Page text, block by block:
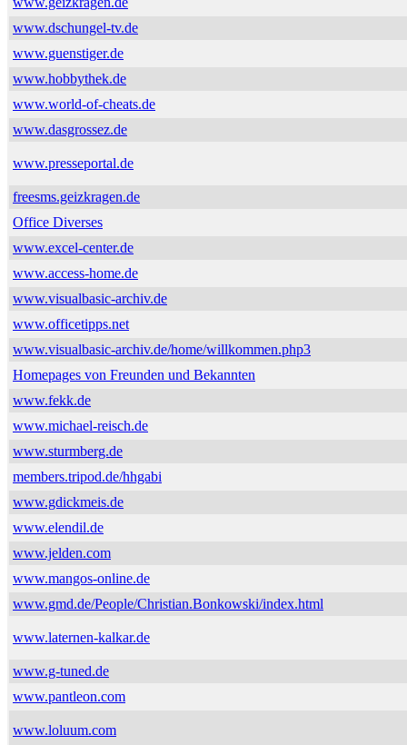
www.dschungel-tv.de
www.guenstiger.de
www.hobbythek.de
www.world-of-cheats.de
www.dasgrossez.de
www.presseportal.de
freesms.geizkragen.de
Office Diverses
www.excel-center.de
www.access-home.de
www.visualbasic-archiv.de
www.officetipps.net
www.visualbasic-archiv.de/home/willkommen.php3
Homepages von Freunden und Bekannten
www.fekk.de
www.michael-reisch.de
www.sturmberg.de
members.tripod.de/hhgabi
www.gdickmeis.de
www.elendil.de
www.jelden.com
www.mangos-online.de
www.gmd.de/People/Christian.Bonkowski/index.html
www.laternen-kalkar.de
www.g-tuned.de
www.pantleon.com
www.loluum.com